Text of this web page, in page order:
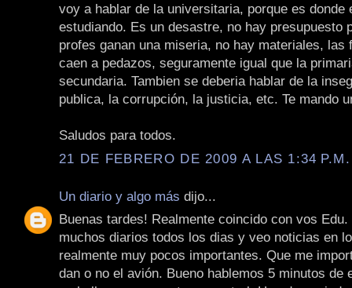
voy a hablar de la universitaria, porque es donde
estudiando. Es un desastre, no hay presupuesto
profes ganan una miseria, no hay materiales, las
caen a pedazos, seguramente igual que la
secundaria. Tambien se deberia hablar de la
publica, la corrupción, la justicia, etc. Te mando
Saludos para todos.
21 DE FEBRERO DE 2009 A LAS 1:34 P.M.
Un diario y algo más dijo...
Buenas tardes! Realmente coincido con vos
muchos diarios todos los dias y veo noticias en
realmente muy pocos importantes. Que me
dan o no el avión. Bueno hablemos 5 minutos de